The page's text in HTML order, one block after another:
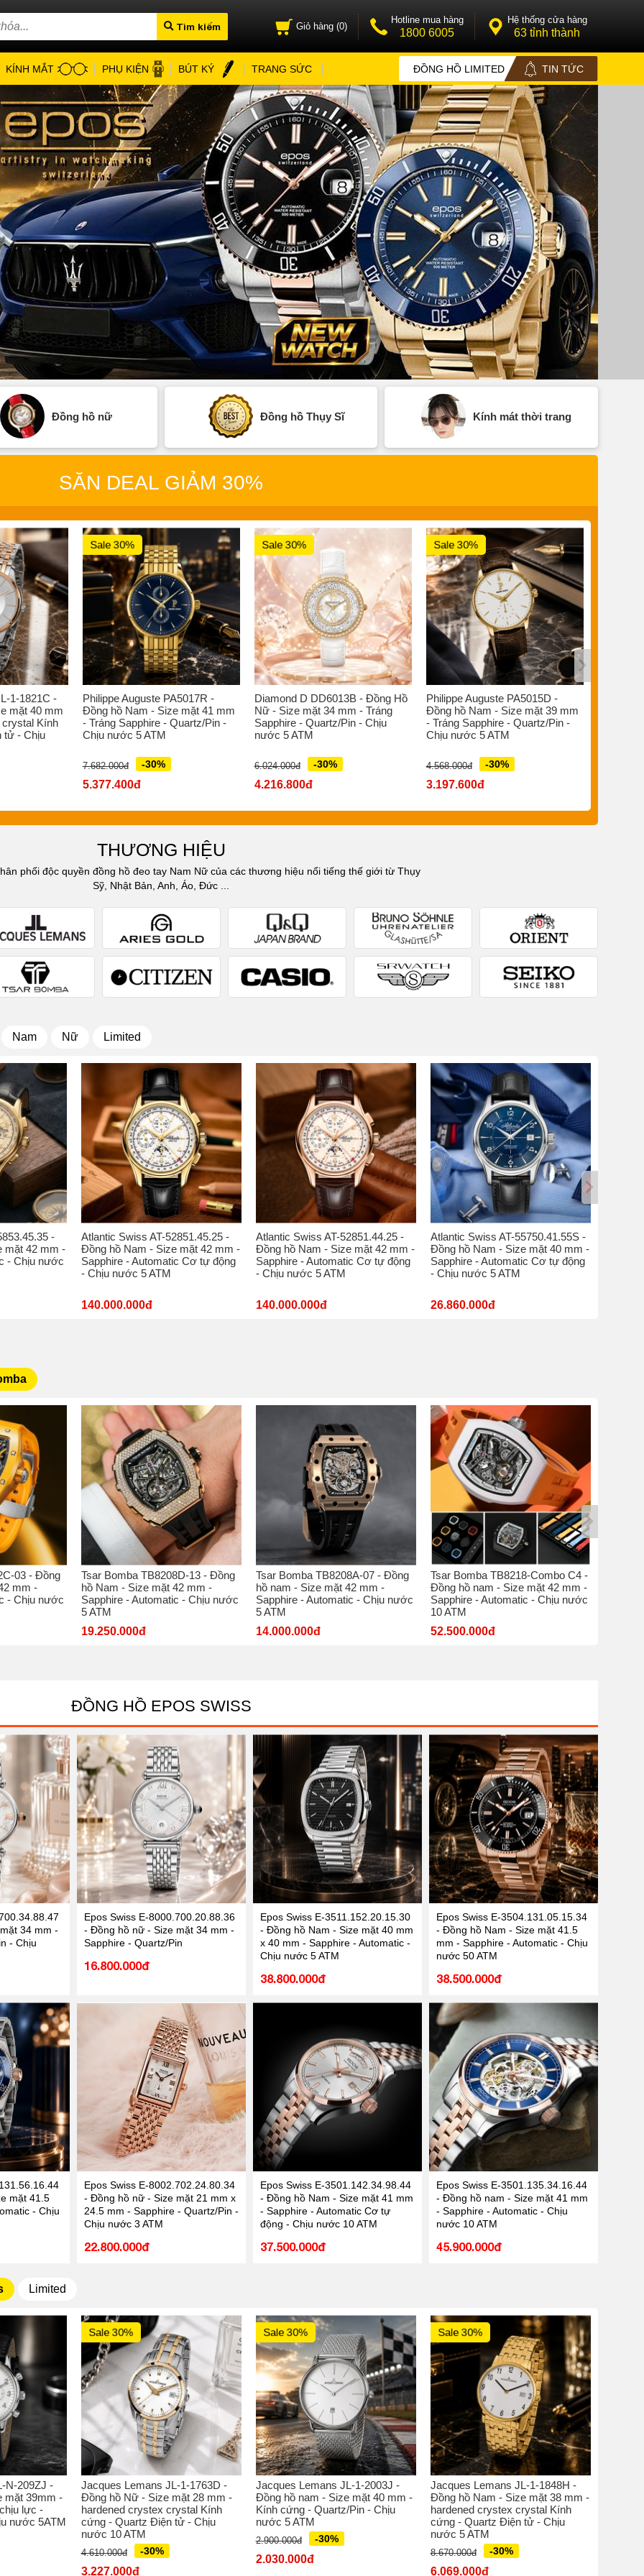
Tìm kiếm Giỏ hàng (0)
Hotline mua hàng
1800 6005
Hệ thống cửa hàng
63 tỉnh thành
KÍNH MẮT PHỤ KIỆN BÚT KÝ TRANG SỨC ĐỒNG HỒ LIMITED TIN TỨC
Đồng hồ nữ Đồng hồ Thụy Sĩ Kính mát thời trang
SĂN DEAL GIẢM 30%
1-1821C -
mặt 40 mm
Kính
tử - Chịu
Sale 30%
Philippe Auguste PA5017R -
Đồng hồ Nam - Size mặt 41 mm
- Tráng Sapphire - Quartz/Pin -
Chịu nước 5 ATM
7.682.000đ -30%
5.377.400đ
Sale 30%
Diamond D DD6013B - Đồng Hồ
Nữ - Size mặt 34 mm - Tráng
Sapphire - Quartz/Pin - Chịu
nước 5 ATM
6.024.000đ -30%
4.216.800đ
Sale 30%
Philippe Auguste PA5015D -
Đồng hồ Nam - Size mặt 39 mm
- Tráng Sapphire - Quartz/Pin -
Chịu nước 5 ATM
4.568.000đ -30%
3.197.600đ
THƯƠNG HIỆU
phối độc quyền đồng hồ đeo tay Nam Nữ của các thương hiệu nổi tiếng thế giới từ Thụy
Sỹ, Nhật Bản, Anh, Áo, Đức ...
Nam Nữ Limited
-
mặt 42 mm -
- Chịu nước
Atlantic Swiss AT-52851.45.25 -
Đồng hồ Nam - Size mặt 42 mm -
Sapphire - Automatic Cơ tự động
- Chịu nước 5 ATM
140.000.000đ
Atlantic Swiss AT-52851.44.25 -
Đồng hồ Nam - Size mặt 42 mm -
Sapphire - Automatic Cơ tự động
- Chịu nước 5 ATM
140.000.000đ
Atlantic Swiss AT-55750.41.55S -
Đồng hồ Nam - Size mặt 40 mm -
Sapphire - Automatic Cơ tự động
- Chịu nước 5 ATM
26.860.000đ
03 - Đồng
mm -
- Chịu nước
Tsar Bomba TB8208D-13 - Đồng
hồ Nam - Size mặt 42 mm -
Sapphire - Automatic - Chịu nước
5 ATM
19.250.000đ
Tsar Bomba TB8208A-07 - Đồng
hồ nam - Size mặt 42 mm -
Sapphire - Automatic - Chịu nước
5 ATM
14.000.000đ
Tsar Bomba TB8218-Combo C4 -
Đồng hồ nam - Size mặt 42 mm -
Sapphire - Automatic - Chịu nước
10 ATM
52.500.000đ
ĐỒNG HỒ EPOS SWISS
34 mm -
- Chịu
Epos Swiss E-8000.700.20.88.36
- Đồng hồ nữ - Size mặt 34 mm -
Sapphire - Quartz/Pin
16.800.000đ
Epos Swiss E-3511.152.20.15.30
- Đồng hồ Nam - Size mặt 40 mm
x 40 mm - Sapphire - Automatic -
Chịu nước 5 ATM
38.800.000đ
Epos Swiss E-3504.131.05.15.34
- Đồng hồ Nam - Size mặt 41.5
mm - Sapphire - Automatic - Chịu
nước 50 ATM
38.500.000đ
mặt 41.5
- Chịu
Epos Swiss E-8002.702.24.80.34
- Đồng hồ nữ - Size mặt 21 mm x
24.5 mm - Sapphire - Quartz/Pin -
Chịu nước 3 ATM
22.800.000đ
Epos Swiss E-3501.142.34.98.44
- Đồng hồ Nam - Size mặt 41 mm
- Sapphire - Automatic Cơ tự
động - Chịu nước 10 ATM
37.500.000đ
Epos Swiss E-3501.135.34.16.44
- Đồng hồ nam - Size mặt 41 mm
- Sapphire - Automatic - Chịu
nước 10 ATM
45.900.000đ
Limited
N-209ZJ -
mặt 39mm -
lực -
nước 5ATM
Sale 30%
Jacques Lemans JL-1-1763D -
Đồng hồ Nữ - Size mặt 28 mm -
hardened crystex crystal Kính
cứng - Quartz Điện tử - Chịu
nước 10 ATM
4.610.000đ -30%
3.227.000đ
Sale 30%
Jacques Lemans JL-1-2003J -
Đồng hồ nam - Size mặt 40 mm -
Kính cứng - Quartz/Pin - Chịu
nước 5 ATM
2.900.000đ -30%
2.030.000đ
Sale 30%
Jacques Lemans JL-1-1848H -
Đồng hồ Nam - Size mặt 38 mm -
hardened crystex crystal Kính
cứng - Quartz Điện tử - Chịu
nước 5 ATM
8.670.000đ -30%
6.069.000đ